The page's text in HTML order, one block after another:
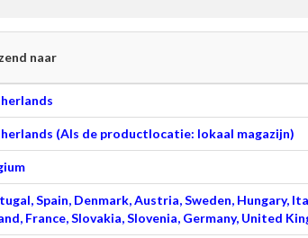
naar
(Als de productlocatie: lokaal magazijn)
Spain, Denmark, Austria, Sweden, Hungary,
France, Slovakia, Slovenia, Germany, United